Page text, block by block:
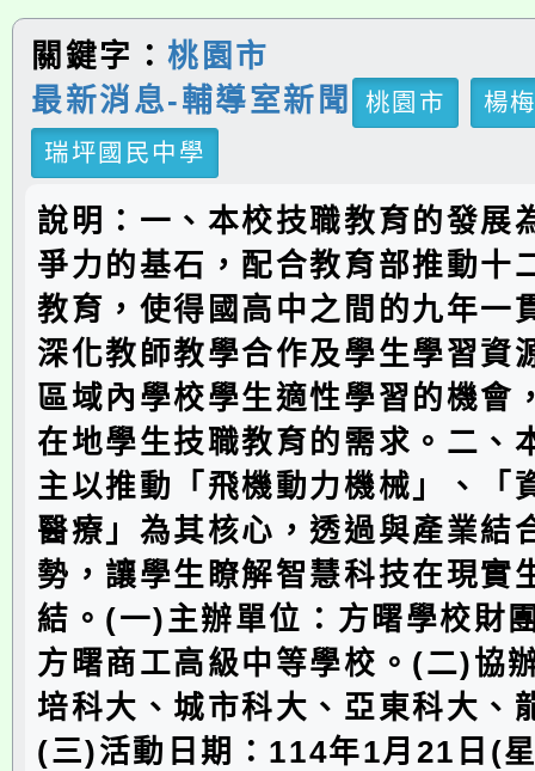
關鍵字：桃園市
最新消息-輔導室新聞
桃園市
楊
瑞坪國民中學
說明：一、本校技職教育的發展
爭力的基石，配合教育部推動十
教育，使得國高中之間的九年一
深化教師教學合作及學生學習資
區域內學校學生適性學習的機會
在地學生技職教育的需求。二、
主以推動「飛機動力機械」、「
醫療」為其核心，透過與產業結
勢，讓學生瞭解智慧科技在現實
結。(一)主辦單位：方曙學校財
方曙商工高級中等學校。(二)協
培科大、城市科大、亞東科大、
(三)活動日期：114年1月21日(